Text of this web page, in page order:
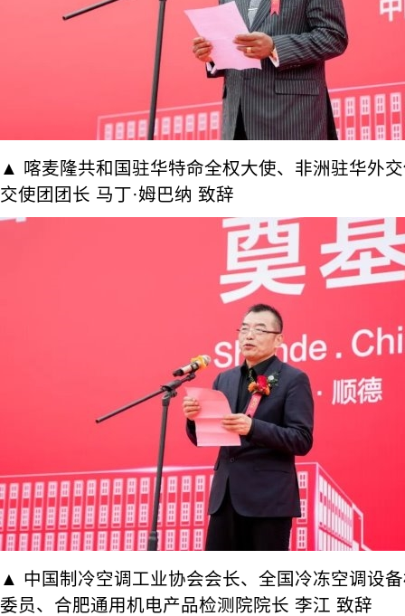
▲ 喀麦隆共和国驻华特命全权大使、非洲驻华外
交使团团长 马丁·姆巴纳 致辞
▲ 中国制冷空调工业协会会长、全国冷冻空调设
委员、合肥通用机电产品检测院院长 李江 致辞